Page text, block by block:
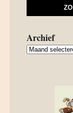
Archief
Archief